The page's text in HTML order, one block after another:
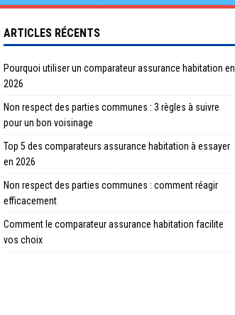
ARTICLES RÉCENTS
Pourquoi utiliser un comparateur assurance habitation en
2026
Non respect des parties communes : 3 règles à suivre
pour un bon voisinage
Top 5 des comparateurs assurance habitation à essayer
en 2026
Non respect des parties communes : comment réagir
efficacement
Comment le comparateur assurance habitation facilite
vos choix